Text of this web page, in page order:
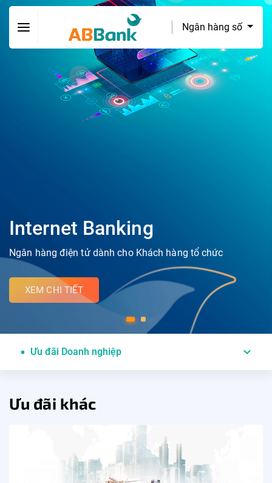
Ngân hàng số
Internet Banking
Ngân hàng điện tử dành cho Khách hàng tổ chức
XEM CHI TIẾT
Ưu đãi Doanh nghiệp
Ưu đãi khác